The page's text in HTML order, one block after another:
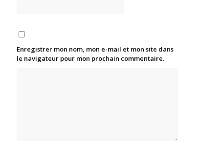
Enregistrer mon nom, mon e-mail et mon site dans
le navigateur pour mon prochain commentaire.